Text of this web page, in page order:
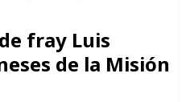
fray Luis
de la Misión